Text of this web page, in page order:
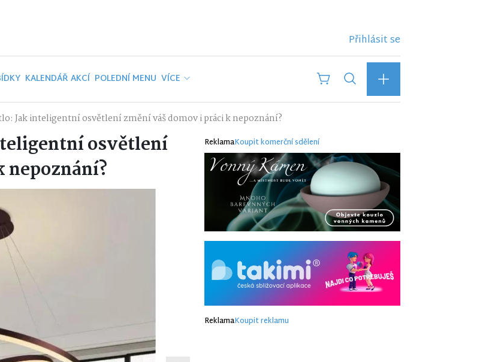
Přihlásit se
KALENDÁŘ AKCÍ POLEDNÍ MENU VÍCE
Jak inteligentní osvětlení změní váš domov i práci k nepoznání?
osvětlení
nepoznání?
ReklamaKoupit komerční sdělení
ReklamaKoupit reklamu